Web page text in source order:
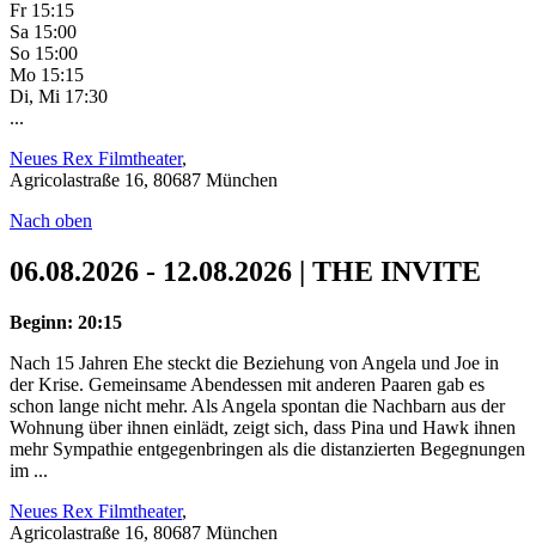
Fr 15:15
Sa 15:00
So 15:00
Mo 15:15
Di, Mi 17:30
...
Neues Rex Filmtheater,
Agricolastraße 16, 80687 München
Nach oben
06.08.2026 - 12.08.2026 | THE INVITE
Beginn: 20:15
Nach 15 Jahren Ehe steckt die Beziehung von Angela und Joe in
der Krise. Gemeinsame Abendessen mit anderen Paaren gab es
schon lange nicht mehr. Als Angela spontan die Nachbarn aus der
Wohnung über ihnen einlädt, zeigt sich, dass Pina und Hawk ihnen
mehr Sympathie entgegenbringen als die distanzierten Begegnungen
im ...
Neues Rex Filmtheater,
Agricolastraße 16, 80687 München